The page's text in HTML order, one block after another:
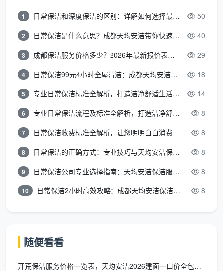
清除所有装修保护膜和残留胶带
第二步：精细化深度清洁
无水痕
厨房卫生间
龙头花洒水垢清理，橱柜内外吸尘擦拭
客厅卧室：开关面板、踢脚线、灯带凹槽逐寸抹尘，
空调风口卸下清洗
第三步：地面终极处理
根据材质不同区别对待：木地板用半干精油静电拖
自己做还是请专业公司？成都天均安洁给
你算笔账
1 日常保洁和深度保洁的区别：详解如何选择最适合的清洁服务 50
2 日常保洁是什么意思？成都天均安洁带你快速区分“日常vs深度vs开荒” 40
3 成都保洁服务价格多少？2026年最新报价表来了，这一篇看透所有费用 29
4 日常保洁99元4小时全屋清洁：成都天均安洁保洁超值服务全解析 18
5 专业日常保洁标准全解析，打造洁净舒适生活空间 14
6 专业日常保洁流程及标准全解析，打造洁净舒适环境 8
7 日常保洁收费标准全解析，让您明明白白消费 8
8 日常保洁的正确方式：专业技巧与天均安洁保洁服务全解析 8
9 日常保洁公司专业选择指南：天均安洁保洁服务全解析 8
10 日常保洁2小时高效攻略：成都天均安洁保洁专业时间管理方案 8
随便看看
开荒保洁服务价格一览表，天均安洁2026建面一口价全包透明价